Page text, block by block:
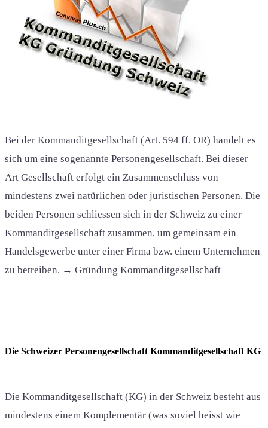
Bei der Kommanditgesellschaft (Art. 594 ff. OR) handelt es
sich um eine sogenannte Personengesellschaft. Bei dieser
Art Gesellschaft erfolgt ein Zusammenschluss von
mindestens zwei natürlichen oder juristischen Personen. Die
beiden Personen schliessen sich in der Schweiz zu einer
Kommanditgesellschaft zusammen, um gemeinsam ein
Handelsgewerbe unter einer Firma bzw. einem Unternehmen
zu betreiben. → Gründung Kommanditgesellschaft
Die Schweizer Personengesellschaft Kommanditgesellschaft KG
Die Kommanditgesellschaft (KG) in der Schweiz besteht aus
mindestens einem Komplementär (was soviel heisst wie